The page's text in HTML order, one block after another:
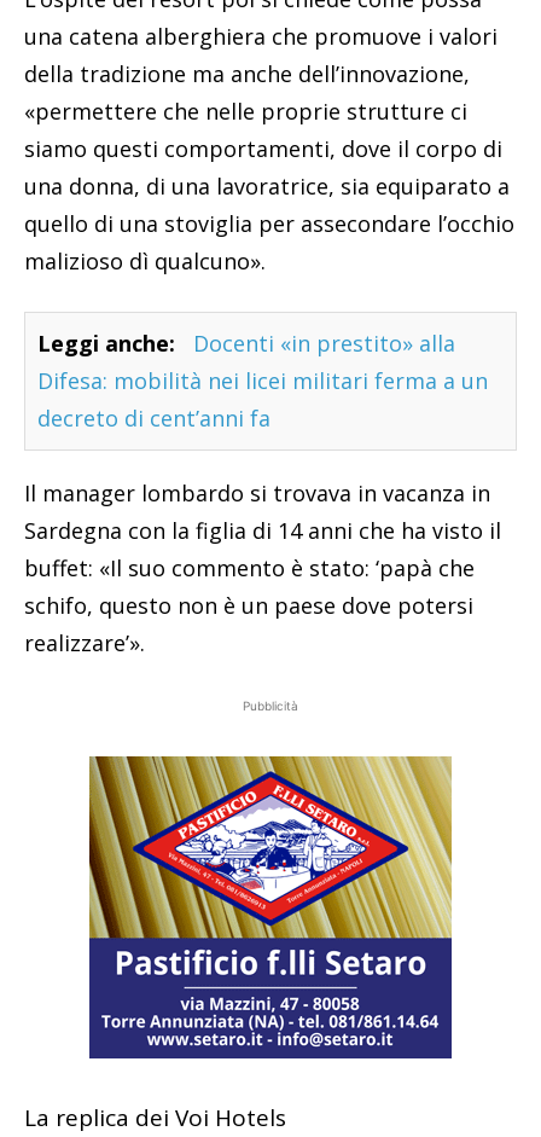
una catena alberghiera che promuove i valori
della tradizione ma anche dell’innovazione,
«permettere che nelle proprie strutture ci
siamo questi comportamenti, dove il corpo di
una donna, di una lavoratrice, sia equiparato a
quello di una stoviglia per assecondare l’occhio
malizioso dì qualcuno».
Leggi anche:
Docenti «in prestito» alla
Difesa: mobilità nei licei militari ferma a un
decreto di cent’anni fa
Il manager lombardo si trovava in vacanza in
Sardegna con la figlia di 14 anni che ha visto il
buffet: «Il suo commento è stato: ‘papà che
schifo, questo non è un paese dove potersi
realizzare’».
Pubblicità
La replica dei Voi Hotels